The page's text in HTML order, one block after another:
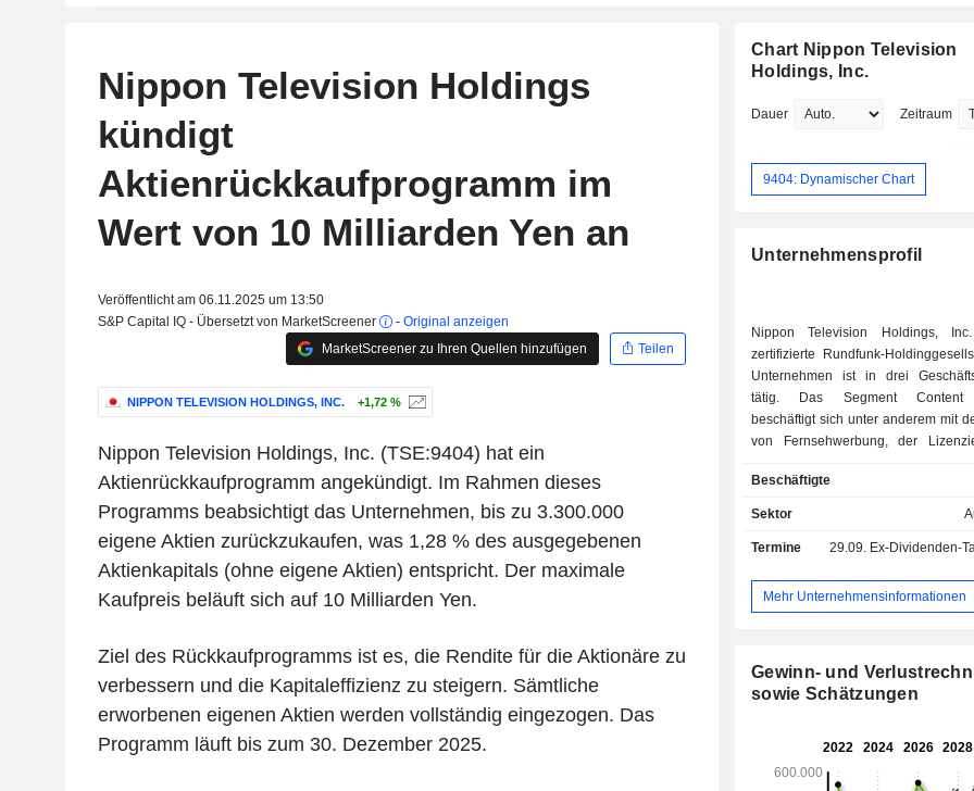
Nippon Television Holdings
kündigt
Aktienrückkaufprogramm im
Wert von 10 Milliarden Yen an
Veröffentlicht am 06.11.2025 um 13:50
S&P Capital IQ - Übersetzt von MarketScreener
- Original anzeigen
MarketScreener zu Ihren Quellen hinzufügen
Teilen
NIPPON TELEVISION HOLDINGS, INC. +1,72 %
Nippon Television Holdings, Inc. (TSE:9404) hat ein
Aktienrückkaufprogramm angekündigt. Im Rahmen dieses
Programms beabsichtigt das Unternehmen, bis zu 3.300.000
eigene Aktien zurückzukaufen, was 1,28 % des ausgegebenen
Aktienkapitals (ohne eigene Aktien) entspricht. Der maximale
Kaufpreis beläuft sich auf 10 Milliarden Yen.
Ziel des Rückkaufprogramms ist es, die Rendite für die Aktionäre zu
verbessern und die Kapitaleffizienz zu steigern. Sämtliche
erworbenen eigenen Aktien werden vollständig eingezogen. Das
Programm läuft bis zum 30. Dezember 2025.
Chart Nippon Television
Holdings, Inc.
Dauer Zeitraum
9404: Dynamischer Chart
Unternehmensprofil
Nippon Television Holdings,
zertifizierte Rundfunk-
Unternehmen ist in drei
tätig. Das Segment Content
beschäftigt sich unter anderem mit
von Fernsehwerbung, der
Veröffentlichung von Filmen, der
von Veranstaltungen, dem
Publikationen, der
und dem Betrieb von Websites
Werbe- und Marketinggeschäft.
Gebäudemanagementdienste
Unternehmen ist auch im Bereich der
Geschäften tätig.
Beschäftigte
Sektor
Termine 29.09. Ex-Dividenden-
Mehr Unternehmensinformationen
Gewinn- und
sowie Schätzungen